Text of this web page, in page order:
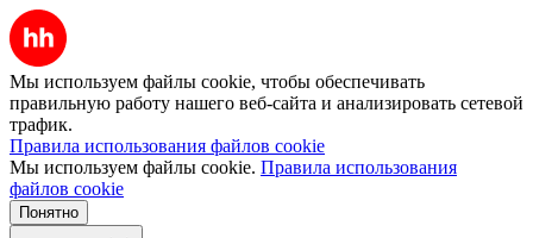
Мы используем файлы cookie, чтобы обеспечивать
правильную работу нашего веб-сайта и анализировать сетевой
трафик.
Правила использования файлов cookie
Мы используем файлы cookie. Правила использования
файлов cookie
Понятно